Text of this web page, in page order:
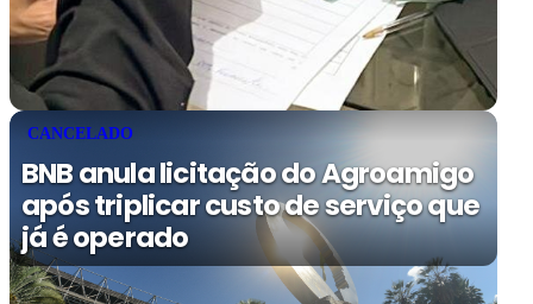
CANCELADO
BNB anula licitação do Agroamigo
após triplicar custo de serviço que
já é operado